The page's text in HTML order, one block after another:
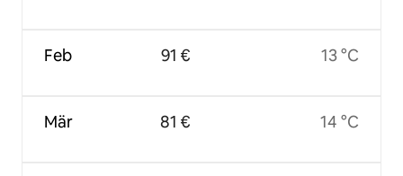
Feb
Mär
91 €
81 €
13 °C
14 °C